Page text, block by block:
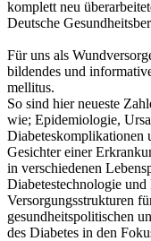
komplett neu
Deutsche
Für uns als
bildendes und
mellitus.
So sind hier neueste
wie; Epidemiologie,
Diabeteskomplikationen
Gesichter einer
in verschiedenen
Diabetestechnologie
Versorgungsstrukturen
gesundheitspolitischen
des Diabetes in den